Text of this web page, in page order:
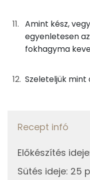
Foszfor
Réz
Amint kész,
egyenletesen
fokhagyma
Szeleteljük mint
Recept infó
Előkészítés ideje
Sütés ideje: 25 p